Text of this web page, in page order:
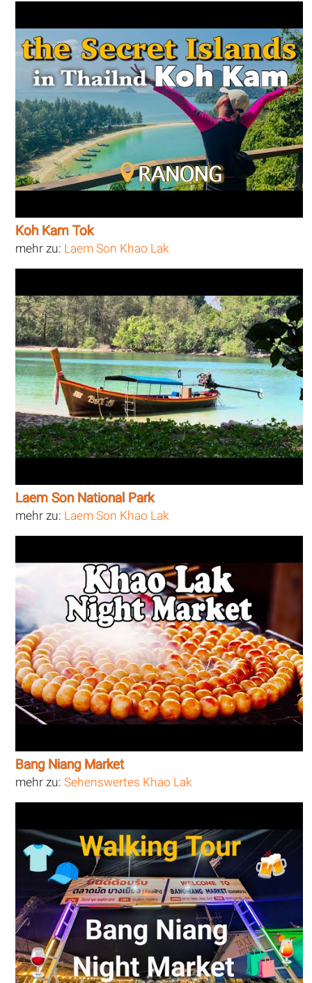
Koh Kam Tok
mehr zu: Laem Son Khao Lak
Laem Son National Park
mehr zu: Laem Son Khao Lak
Bang Niang Market
mehr zu:Sehenswertes Khao Lak